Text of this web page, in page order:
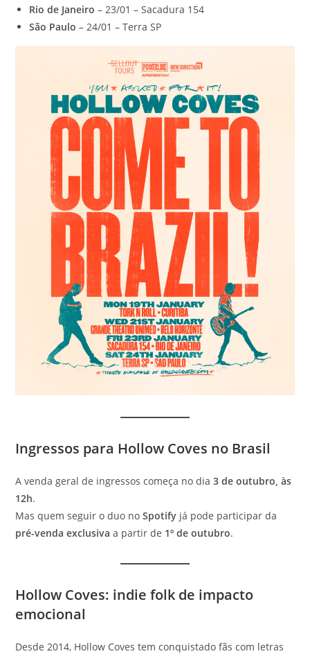
Rio de Janeiro – 23/01 – Sacadura 154
São Paulo – 24/01 – Terra SP
Ingressos para Hollow Coves no Brasil
A venda geral de ingressos começa no dia3 de outubro, às
12h.
Mas quem seguir o duo noSpotify já pode participar da
pré-venda exclusiva a partir de 1º de outubro.
Hollow Coves: indie folk de impacto
emocional
Desde 2014, Hollow Coves tem conquistado fãs com letras